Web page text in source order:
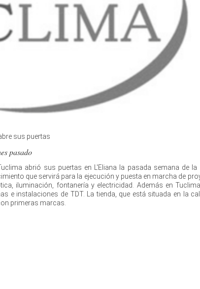
sus puertas
pasado
abrió sus puertas en L'Eliana la pasada semana de
que servirá para la ejecución y puesta en marcha de
iluminación, fontanería y electricidad. Además en
e instalaciones de TDT. La tienda, que está situada en la
primeras marcas.